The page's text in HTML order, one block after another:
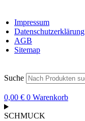
Impressum
Datenschutzerklärung
AGB
Sitemap
Suche
0,00 € 0 Warenkorb
SCHMUCK